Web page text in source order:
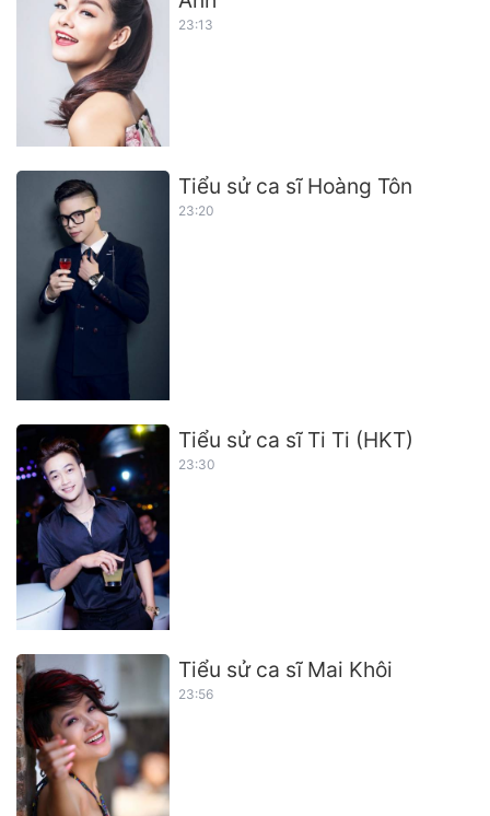
23:13
Tiểu sử ca sĩ Hoàng Tôn
23:20
Tiểu sử ca sĩ Ti Ti (HKT)
23:30
Tiểu sử ca sĩ Mai Khôi
23:56